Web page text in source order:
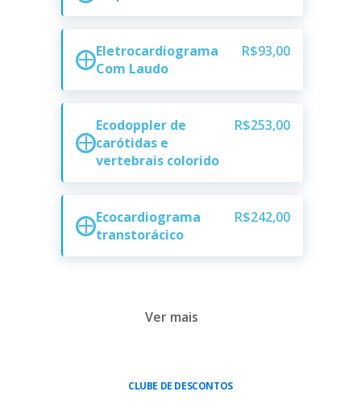
Eletrocardiograma
Com Laudo
R$93,00
Ecodoppler de
carótidas e
vertebrais colorido
R$253,00
Ecocardiograma
transtorácico
R$242,00
Ver mais
CLUBE DE DESCONTOS